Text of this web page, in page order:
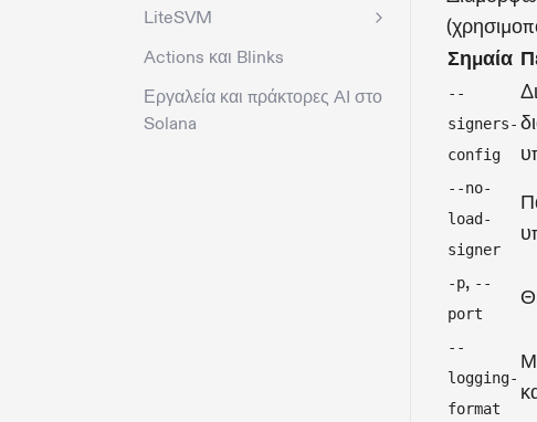
LiteSVM
Actions και Blinks
Εργαλεία και πράκτορες AI στο
Solana
Σημαία
--
signers-
config
--no-
load-
signer
-p, --
port
--
logging-
format